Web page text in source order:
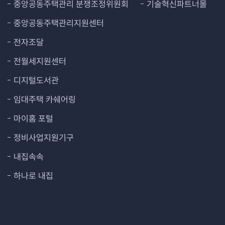
중앙공동주택관리 분쟁조정위원회
중앙공동주택관리지원센터
전자조달
전월세지원센터
디지털도서관
임대주택 카쉐어링
마이홈 포털
정비사업지원기구
내집속속
하나로 내집
기술혁신파트너몰